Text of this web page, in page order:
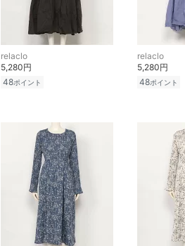
relaclo
5,280円
48ポイント
relaclo
5,280円
48ポイント